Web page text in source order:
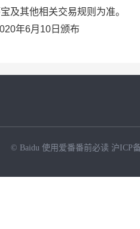
及其他相关交易规则为准。
年6月10日颁布
© Baidu 使用爱番番前必读 沪ICP